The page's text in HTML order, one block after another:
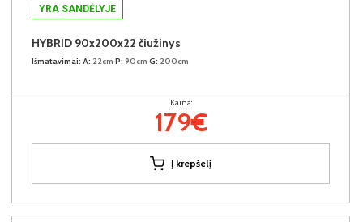
YRA SANDĖLYJE
HYBRID 90x200x22 čiužinys
Išmatavimai: A: 22cm P: 90cm G: 200cm
Kaina:
179€
Į krepšelį